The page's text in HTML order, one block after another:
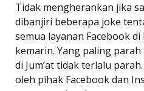
Tidak mengherankan jika
dibanjiri beberapa joke
semua layanan Facebook
kemarin. Yang paling
di Jum’at tidak terlalu
oleh pihak Facebook dan